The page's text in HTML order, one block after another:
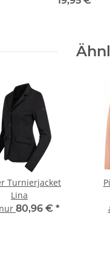
Turnierjacket
Lina
80,96 € *